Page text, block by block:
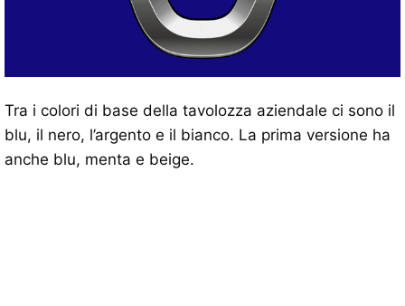
Tra i colori di base della tavolozza aziendale ci sono il
blu, il nero, l’argento e il bianco. La prima versione ha
anche blu, menta e beige.